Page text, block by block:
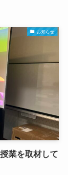
お知らせ
業を取材して